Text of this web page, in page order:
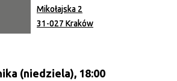
Mikołajska 2
31-027 Kraków
(niedziela), 18:00